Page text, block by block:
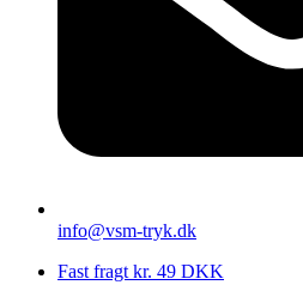
info@vsm-tryk.dk
Fast fragt kr. 49 DKK